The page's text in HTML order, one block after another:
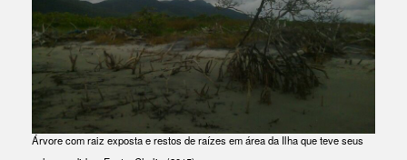
Árvore com raiz exposta e restos de raízes em área da Ilha que teve seus